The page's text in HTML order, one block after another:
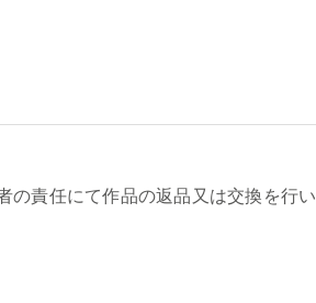
の責任にて作品の返品又は交換を行い